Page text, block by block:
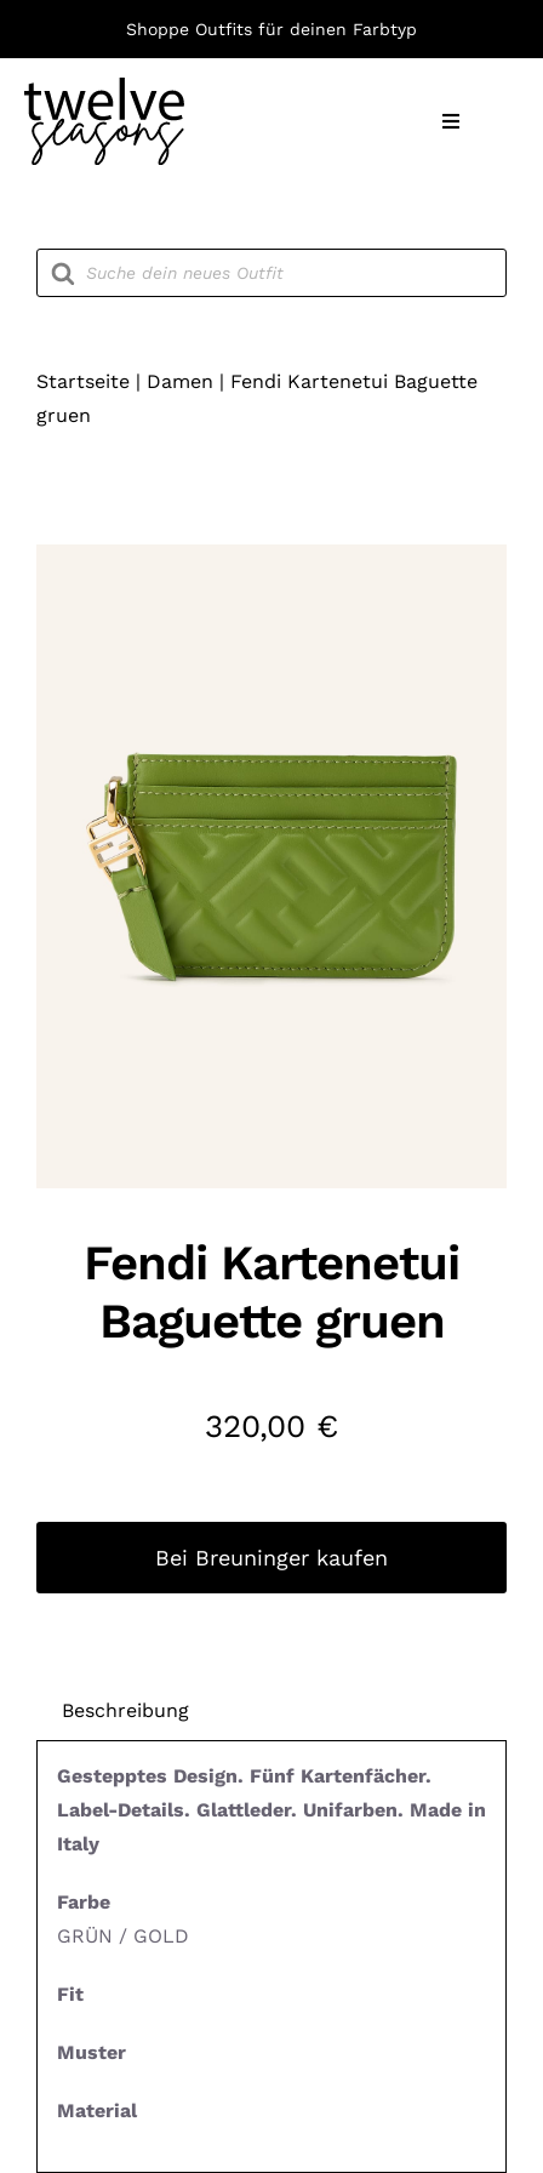
springen
Shoppe Outfits für deinen Farbtyp
Toggle
Products
search
Startseite| Damen | Fendi Kartenetui Baguette
gruen
Fendi Kartenetui
Baguette gruen
320,00 €
Bei Breuninger kaufen
Beschreibung
Gestepptes Design. Fünf Kartenfächer.
Label-Details. Glattleder. Unifarben. Made in
Italy
Farbe
GRÜN / GOLD
Fit
Muster
Material